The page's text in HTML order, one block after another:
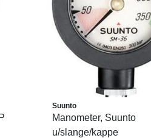
Suunto
Manometer, Suunto
u/slange/kappe